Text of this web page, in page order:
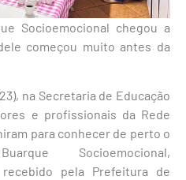
Socioemocional chegou a
começou muito antes da
na Secretaria de Educação
e profissionais da Rede
para conhecer de perto o
Socioemocional,
pela Prefeitura de